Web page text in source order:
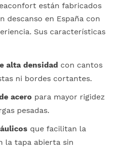
están fabricados
descanso en España con
Sus características
alta densidad con cantos
ni bordes cortantes.
acero para mayor rigidez
pesadas.
que facilitan la
la tapa abierta sin